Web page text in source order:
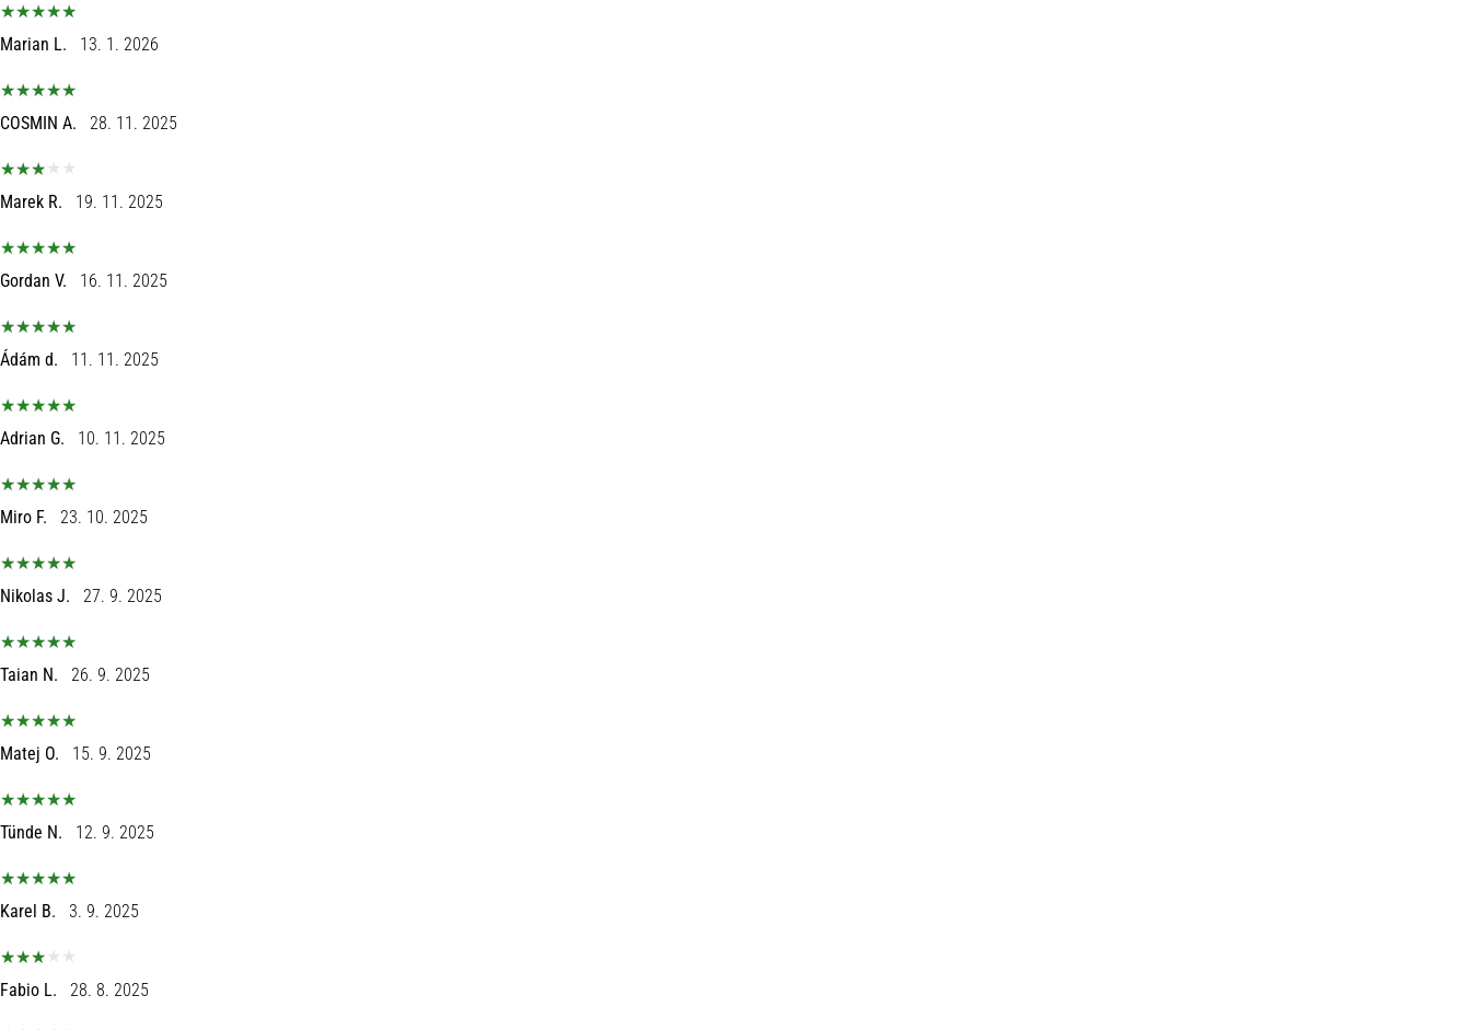
Marian L. 13. 1. 2026
COSMIN A. 28. 11. 2025
Marek R. 19. 11. 2025
Gordan V. 16. 11. 2025
Ádám d. 11. 11. 2025
Adrian G. 10. 11. 2025
Miro F. 23. 10. 2025
Nikolas J. 27. 9. 2025
Taian N. 26. 9. 2025
Matej O. 15. 9. 2025
Tünde N. 12. 9. 2025
Karel B. 3. 9. 2025
Fabio L. 28. 8. 2025